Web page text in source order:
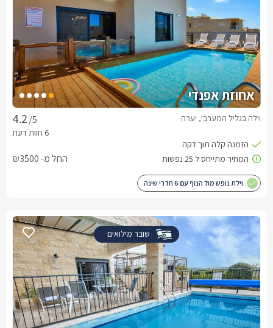
אחוזת אפנדי
/5 וילה בגליל המערבי, יערה
החל מ- ₪3500
וילת נופש מול הנוף עם 6 חדרי שינה
שובר מילואים